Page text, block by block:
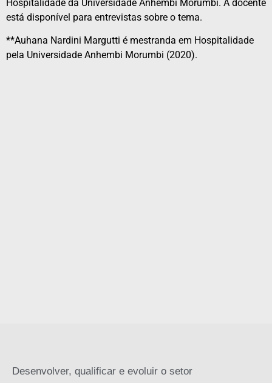
Hospitalidade da Universidade Anhembi Morumbi. A docente
está disponível para entrevistas sobre o tema.
**Auhana Nardini Margutti é mestranda em Hospitalidade
pela Universidade Anhembi Morumbi (2020).
Desenvolver, qualificar e evoluir o setor